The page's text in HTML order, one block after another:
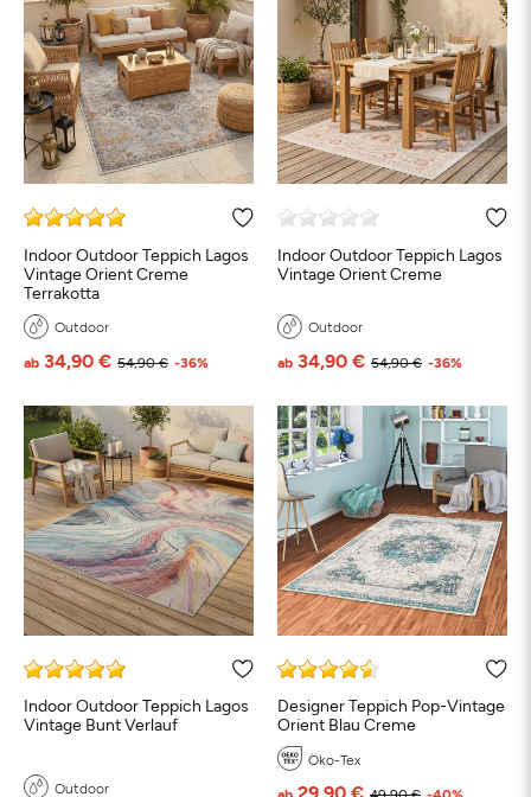
Indoor Outdoor Teppich Lagos
Vintage Orient Creme
Terrakotta
Outdoor
54,90 €
ab 34,90 € -36%
Indoor Outdoor Teppich Lagos
Vintage Orient Creme
Outdoor
54,90 €
ab 34,90 € -36%
Indoor Outdoor Teppich Lagos
Vintage Bunt Verlauf
Outdoor
Designer Teppich Pop-Vintage
Orient Blau Creme
Öko-Tex
49,90 €
ab 29,90 € -40%